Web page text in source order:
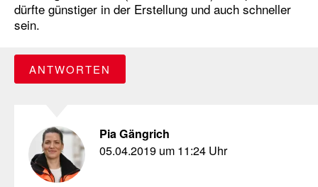
dürfte günstiger in der Erstellung und auch schneller
sein.
ANTWORTEN
Pia Gängrich
05.04.2019 um 11:24 Uhr